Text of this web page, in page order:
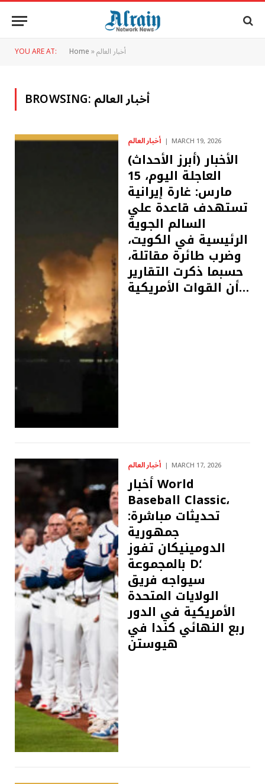
YOU ARE AT: Home»أخبار العالم
BROWSING:أخبار العالم
أخبار العالم MARCH 19, 2026
(أبرز الأحداث) الأخبار
العاجلة اليوم، 15
مارس: غارة إيرانية
تستهدف قاعدة علي
السالم الجوية
الرئيسية في الكويت،
وضرب طائرة مقاتلة،
حسبما ذكرت التقارير
أن القوات الأمريكية…
أخبار العالم MARCH 17, 2026
أخبار World
Baseball Classic،
تحديثات مباشرة:
جمهورية
الدومينيكان تفوز
بالمجموعة D؛
سيواجه فريق
الولايات المتحدة
الأمريكية في الدور
ربع النهائي كندا في
هيوستن